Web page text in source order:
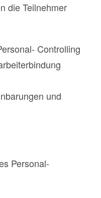
die Teilnehmer
Controlling
und